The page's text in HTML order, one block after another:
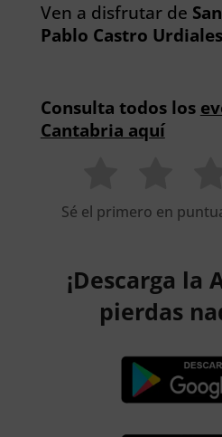
Ven a disfrutar de
Pablo Castro
Consulta todos los
Cantabria aquí
Sé el primero en
¡Descarga la
pierdas